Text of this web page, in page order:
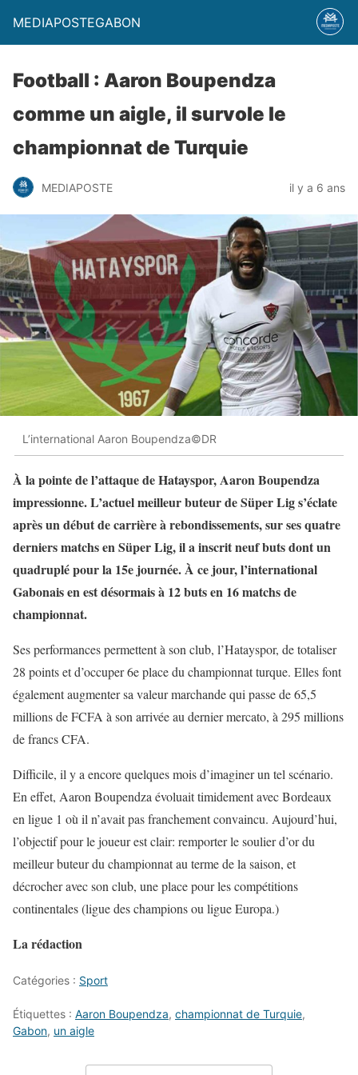
MEDIAPOSTEGABON
Football : Aaron Boupendza
comme un aigle, il survole le
championnat de Turquie
MEDIAPOSTE il y a 6 ans
L’international Aaron Boupendza©DR
À la pointe de l’attaque de Hatayspor, Aaron Boupendza
impressionne. L’actuel meilleur buteur de Süper Lig s’éclate
après un début de carrière à rebondissements, sur ses quatre
derniers matchs en Süper Lig, il a inscrit neuf buts dont un
quadruplé pour la 15e journée. À ce jour, l’international
Gabonais en est désormais à 12 buts en 16 matchs de
championnat.
Ses performances permettent à son club, l’Hatayspor, de totaliser
28 points et d’occuper 6e place du championnat turque. Elles font
également augmenter sa valeur marchande qui passe de 65,5
millions de FCFA à son arrivée au dernier mercato, à 295 millions
de francs CFA.
Difficile, il y a encore quelques mois d’imaginer un tel scénario.
En effet, Aaron Boupendza évoluait timidement avec Bordeaux
en ligue 1 où il n’avait pas franchement convaincu. Aujourd’hui,
l’objectif pour le joueur est clair: remporter le soulier d’or du
meilleur buteur du championnat au terme de la saison, et
décrocher avec son club, une place pour les compétitions
continentales (ligue des champions ou ligue Europa.)
La rédaction
Catégories : Sport
Étiquettes : Aaron Boupendza, championnat de Turquie,
Gabon, un aigle